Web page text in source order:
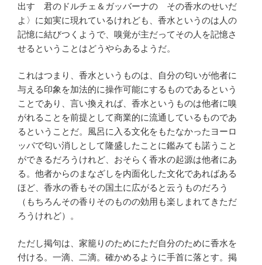
出す 君のドルチェ＆ガッバーナの その香水のせいだ
よ〉に如実に現れているけれども、香水というのは人の
記憶に結びつくようで、嗅覚が主だってその人を記憶さ
せるということはどうやらあるようだ。
これはつまり、香水というものは、自分の匂いが他者に
与える印象を加法的に操作可能にするものであるという
ことであり、言い換えれば、香水というものは他者に嗅
がれることを前提として商業的に流通しているものであ
るということだ。風呂に入る文化をもたなかったヨーロ
ッパで匂い消しとして隆盛したことに鑑みても諾うこと
ができるだろうけれど、おそらく香水の起源は他者にあ
る。他者からのまなざしを内面化した文化であればある
ほど、香水の香もその国土に広がると云うものだろう
（もちろんその香りそのものの効用も楽しまれてきただ
ろうけれど）。
ただし掲句は、家籠りのためにただ自分のために香水を
付ける。一滴、二滴。確かめるように手首に落とす。掲